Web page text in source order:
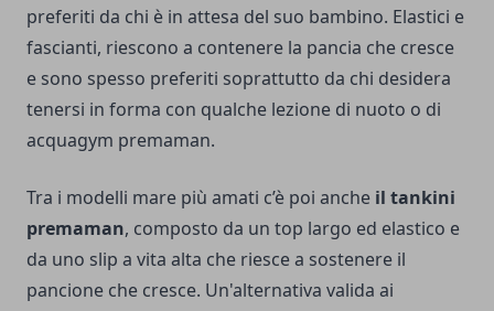
preferiti da chi è in attesa del suo bambino. Elastici e
fascianti, riescono a contenere la pancia che cresce
e sono spesso preferiti soprattutto da chi desidera
tenersi in forma con qualche lezione di nuoto o di
acquagym premaman.
Tra i modelli mare più amati c’è poi anche il tankini
premaman, composto da un top largo ed elastico e
da uno slip a vita alta che riesce a sostenere il
pancione che cresce. Un'alternativa valida ai